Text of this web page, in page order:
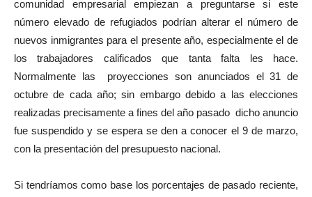
comunidad empresarial empiezan a preguntarse si este
número elevado de refugiados podrían alterar el número de
nuevos inmigrantes para el presente año, especialmente el de
los trabajadores calificados que tanta falta les hace.
Normalmente las proyecciones son anunciados el 31 de
octubre de cada año; sin embargo debido a las elecciones
realizadas precisamente a fines del año pasado dicho anuncio
fue suspendido y se espera se den a conocer el 9 de marzo,
con la presentación del presupuesto nacional.
Si tendríamos como base los porcentajes de pasado reciente,